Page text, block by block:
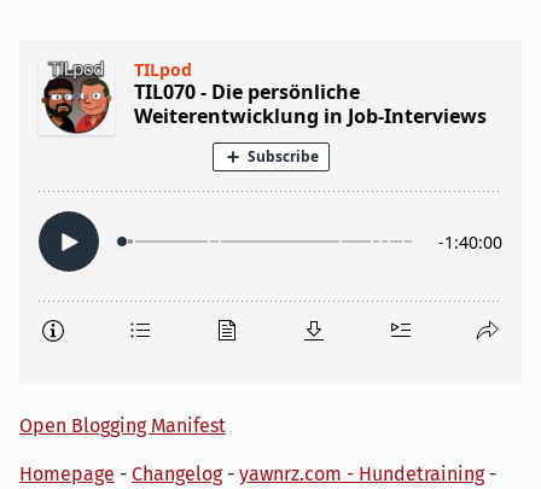
Open Blogging Manifest
Homepage - Changelog- yawnrz.com - Hundetraining-